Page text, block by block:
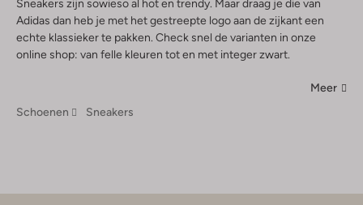
Sneakers zijn sowieso al hot en trendy. Maar draag je die van
Adidas dan heb je met het gestreepte logo aan de zijkant een
echte klassieker te pakken. Check snel de varianten in onze
online shop: van felle kleuren tot en met integer zwart.
Meer
Schoenen
Sneakers